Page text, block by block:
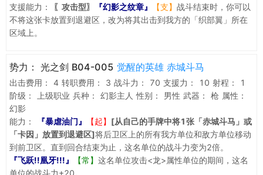
支援能力：
〖攻击型〗 『幻影之纹章』 【支】 战斗结束时，你可以
不将这张卡放置到退避区，改为将其出击到我方的「织部翼」所在
区域上。
势力： 光之剑 B04-005 觉醒的英雄 赤城斗马
出击费用： 4 转职费用： 3 战斗力： 70 支援力： 10 射程：
1
阶级：
上级职业 兵种： 幻影主人 性别： 男性 武器： 枪 属性：
幻影
能力：
『暴虐油门』 【起】 [从自己的手牌中将1张「赤城斗马」或
「卡因」放置到退避区]将后卫区上的所有我方单位和敌方单位移动
到前卫区。直到回合结束为止，这名单位的战斗力变为2倍。
『飞跃!!凰牙!!!』
【常】 这名单位攻击<龙>属性单位的期间，这名